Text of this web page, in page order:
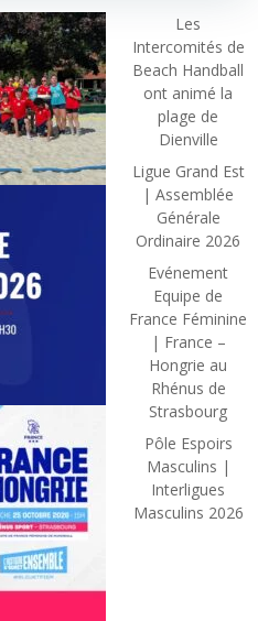
Les
Intercomités de
Beach Handball
ont animé la
plage de
Dienville
Ligue Grand Est
| Assemblée
Générale
Ordinaire 2026
Evénement
Equipe de
France Féminine
| France –
Hongrie au
Rhénus de
Strasbourg
Pôle Espoirs
Masculins |
Interligues
Masculins 2026